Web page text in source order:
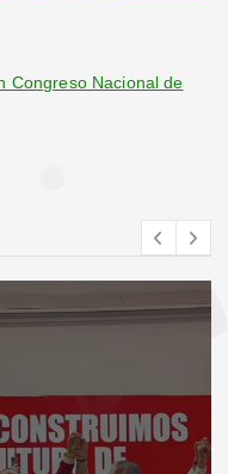
Congreso Nacional de